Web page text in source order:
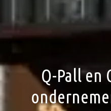
Q-Pall en